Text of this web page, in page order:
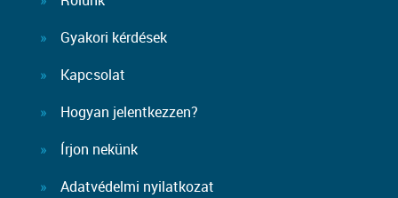
Gyakori kérdések
Kapcsolat
Hogyan jelentkezzen?
Írjon nekünk
Adatvédelmi nyilatkozat